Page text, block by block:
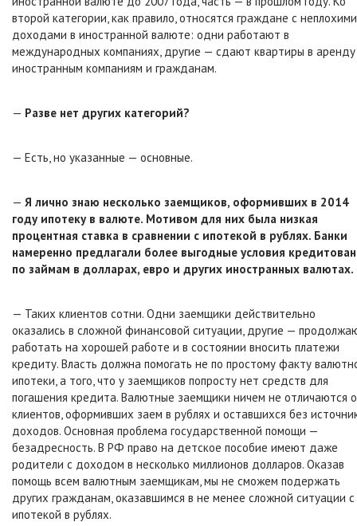
второй категории, как правило, относятся граждане с неплохими
доходами в иностранной валюте: одни работают в
международных компаниях, другие — сдают квартиры в аренду
иностранным компаниям и гражданам.
— Разве нет других категорий?
— Есть, но указанные — основные.
— Я лично знаю несколько заемщиков, оформивших в 2014
году ипотеку в валюте. Мотивом для них была низкая
процентная ставка в сравнении с ипотекой в рублях. Банки
намеренно предлагали более выгодные условия
по займам в долларах, евро и других иностранных валютах.
— Таких клиентов сотни. Одни заемщики действительно
оказались в сложной финансовой ситуации, другие —
работать на хорошей работе и в состоянии вносить платежи
кредиту. Власть должна помогать не по простому факту
ипотеки, а того, что у заемщиков попросту нет средств для
погашения кредита. Валютные заемщики ничем не отличаются
клиентов, оформивших заем в рублях и оставшихся без
доходов. Основная проблема государственной помощи —
безадресность. В РФ право на детское пособие имеют даже
родители с доходом в несколько миллионов долларов. Оказав
помощь всем валютным заемщикам, мы не сможем подержать
других гражданам, оказавшимся в не менее сложной ситуации с
ипотекой в рублях.